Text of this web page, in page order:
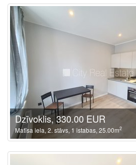
Dzīvoklis, 330.00 EUR
Matīsa iela, 2. stāvs, 1 istabas, 25.00m2